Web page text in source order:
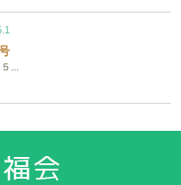
...